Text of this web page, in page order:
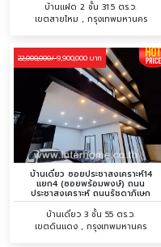
บ้านแฝด 2 ชั้น 31.5 ตร.ว.
เขตสายไหม , กรุงเทพมหานคร
22,000,000/9,900,000 บาท
บ้านเดี่ยว ซอยประชาสงเคราะห์14
แยก4 (ซอยพร้อมพงษ์) ถนน
ประชาสงเคราะห์ ถนนรัชดาภิเษก
บ้านเดี่ยว 3 ชั้น 55 ตร.ว.
เขตดินแดง , กรุงเทพมหานคร